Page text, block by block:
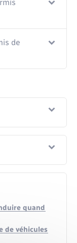
de
quand
de véhicules